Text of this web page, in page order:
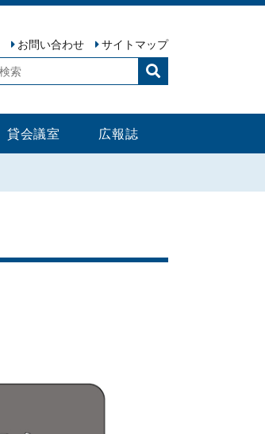
お問い合わせ サイトマップ
貸会議室 広報誌